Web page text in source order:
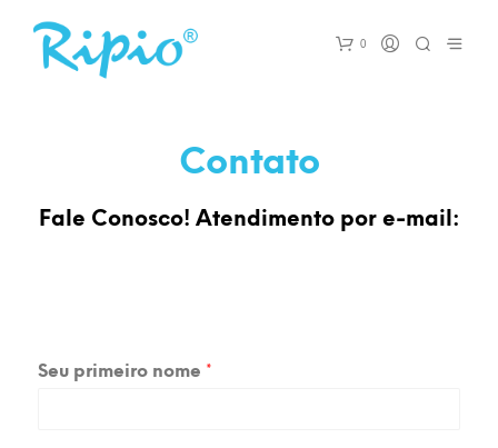
0
Contato
Fale Conosco! Atendimento por e-mail:
Seu primeiro nome *